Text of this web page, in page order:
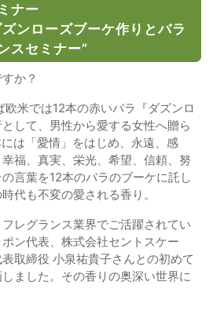
ナー
ンローズブーケ作りとバラ
スセミナー”
か？
米では12本の赤いバラ『ダズンロ
して、男性から愛する女性へ贈ら
は「愛情」をはじめ、永遠、感
福、真実、栄光、希望、信頼、努
言葉を12本のバラのブーケに託し
代も不変の愛される香り。
レグランス業界でご活躍されてい
ン代表、株式会社セントスケー
取締役 小泉祐貴子さんとの初めて
ました。その香りの奥深い世界に